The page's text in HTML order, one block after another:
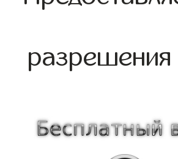
разрешения